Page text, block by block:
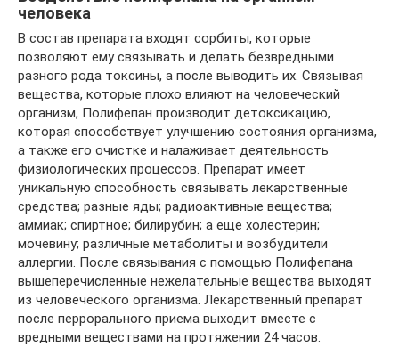
человека
В состав препарата входят сорбиты, которые
позволяют ему связывать и делать безвредными
разного рода токсины, а после выводить их. Связывая
вещества, которые плохо влияют на человеческий
организм, Полифепан производит детоксикацию,
которая способствует улучшению состояния организма,
а также его очистке и налаживает деятельность
физиологических процессов. Препарат имеет
уникальную способность связывать лекарственные
средства; разные яды; радиоактивные вещества;
аммиак; спиртное; билирубин; а еще холестерин;
мочевину; различные метаболиты и возбудители
аллергии. После связывания с помощью Полифепана
вышеперечисленные нежелательные вещества выходят
из человеческого организма. Лекарственный препарат
после перрорального приема выходит вместе с
вредными веществами на протяжении 24 часов.